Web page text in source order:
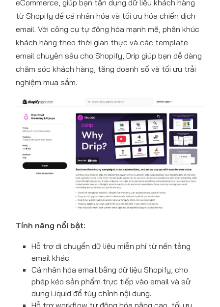
eCommerce, giúp bạn tận dụng dữ liệu khách hàng
từ Shopify để cá nhân hóa và tối ưu hóa chiến dịch
email. Với công cụ tự động hóa mạnh mẽ, phân khúc
khách hàng theo thời gian thực và các template
email chuyên sâu cho Shopify, Drip giúp bạn dễ dàng
chăm sóc khách hàng, tăng doanh số và tối ưu trải
nghiệm mua sắm.
Tính năng nổi bật:
Hỗ trợ di chuyển dữ liệu miễn phí từ nền tảng
email khác.
Cá nhân hóa email bằng dữ liệu Shopify, cho
phép kéo sản phẩm trực tiếp vào email và sử
dụng Liquid để tùy chỉnh nội dung.
Hỗ trợ workflow tự động hóa nâng cao, tối ưu